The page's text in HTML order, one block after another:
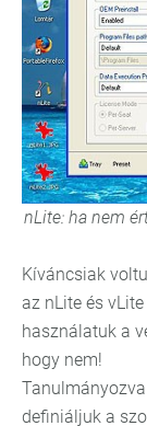
nLite: ha nem
Kíváncsiak
az nLite és
használatuk a
hogy nem!
definiáljuk a